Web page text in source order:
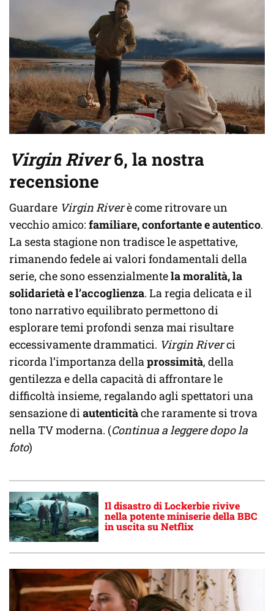
Virgin River6, la nostra
recensione
Guardare Virgin Riverè come ritrovare un
vecchio amico: familiare, confortante e autentico.
La sesta stagione non tradisce le aspettative,
rimanendo fedele ai valori fondamentali della
serie, che sono essenzialmentela moralità, la
solidarietà e l’accoglienza. La regia delicata e il
tono narrativo equilibrato permettono di
esplorare temi profondi senza mai risultare
eccessivamente drammatici. Virgin Riverci
ricorda l’importanza della prossimità, della
gentilezza e della capacità di affrontare le
difficoltà insieme, regalando agli spettatori una
sensazione di autenticitàche raramente si trova
nella TV moderna. (Continua a leggere dopo la
foto)
Il disastro di Lockerbie rivive
nella potente miniserie della BBC
in uscita su Netflix